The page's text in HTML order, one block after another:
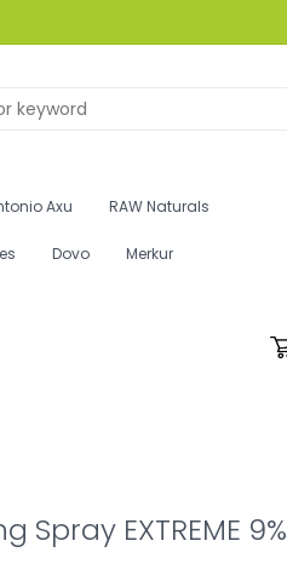
Axu RAW Naturals
Dovo Merkur
Spray EXTREME 9%